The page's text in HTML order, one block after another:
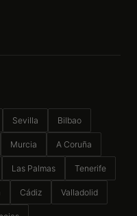
Sevilla Bilbao
Murcia A Coruña
Las Palmas Tenerife
Cádiz Valladolid